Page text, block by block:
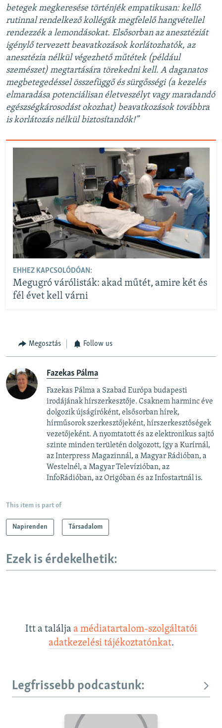
betegek megkeresése történjék empatikusan: kellő
rutinnal rendelkező kollégák megfelelő hangvétellel
rendezzék a lemondásokat. Elsősorban az anesztéziát
igénylő tervezett beavatkozások korlátozhatók, az
anesztézia nélkül végezhető műtétek (például
szemészet) megtartására törekedni kell. A daganatos
megbetegedéssel összefüggő és sürgősségi (a kezelés
elmaradása potenciálisan életveszélyt vagy maradandó
egészségkárosodást okozhat) beavatkozások továbbra
is korlátozás nélkül biztosítandók!”
EHHEZ KAPCSOLÓDÓAN:
Megugró várólisták: akad műtét, amire két és
fél évet kell várni
Megosztás Follow us
Fazekas Pálma
Fazekas Pálma a Szabad Európa budapesti
irodájának hírszerkesztője. Csaknem harminc éve
dolgozik újságíróként, elsősorban hírek,
hírműsorok szerkesztőjeként, hírszerkesztőségek
vezetőjeként. A nyomtatott és az elektronikus sajtó
szinte minden területén dolgozott, így a Kurírnál,
az Interpress Magazinnál, a Magyar Rádióban, a
Westelnél, a Magyar Televízióban, az
InfoRádióban, az Origóban és az Infostartnál is.
This item is part of
Napirenden Társadalom
Ezek is érdekelhetik:
Itt a találja a médiatartalom-szolgáltatói
adatkezelési tájékoztatónkat.
Legfrissebb podcastunk: